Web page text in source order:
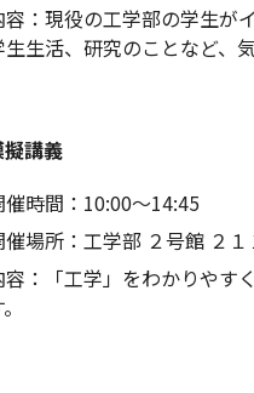
容：現役の工学部の学生が
生生活、研究のことなど、
講義
催時間：10:00〜14:45
催場所：工学部 ２号館 ２
容：「工学」をわかりやす